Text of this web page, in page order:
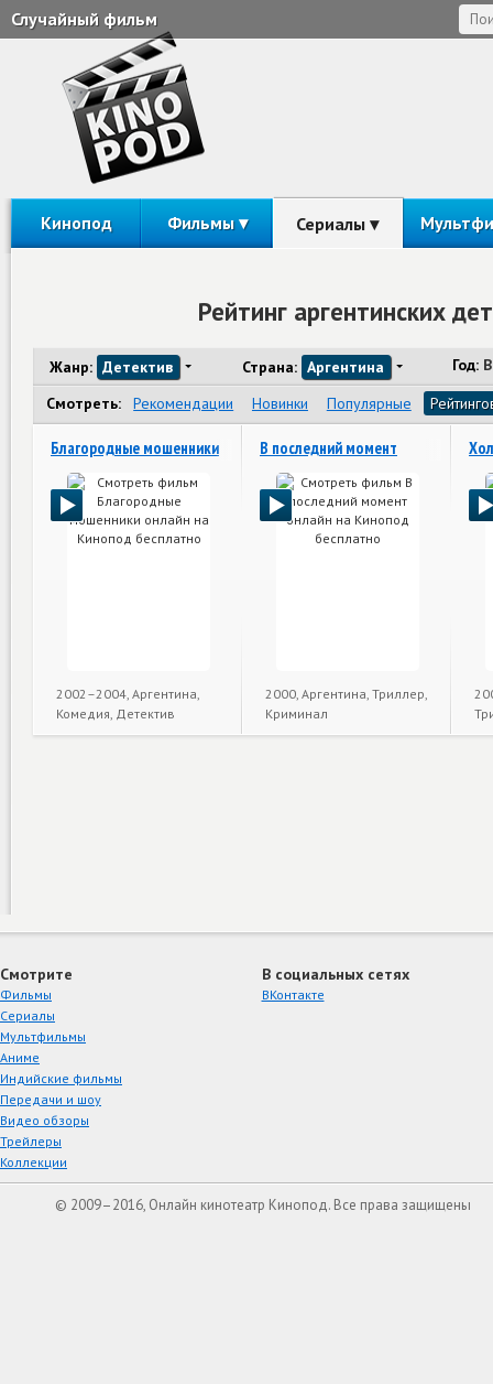
Случайный фильм
Кинопод Фильмы Сериалы
Рейтинг аргентинских
Жанр: Детектив Страна: Аргентина Год:
Смотреть:
Рекомендации Новинки Популярные
Благородные мошенники
2002–2004, Аргентина,
Комедия, Детектив
В последний момент
2000, Аргентина, Триллер,
Криминал
Смотрите
Фильмы
Сериалы
Мультфильмы
Аниме
Индийские фильмы
Передачи и шоу
Видео обзоры
Трейлеры
Коллекции
В социальных сетях
ВКонтакте
© 2009–2016, Онлайн кинотеатр Кинопод. Все права защищены